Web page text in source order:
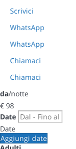
Scrivici
WhatsApp
WhatsApp
Chiamaci
Chiamaci
da/notte
€ 98
Date
Date
Aggiungi date